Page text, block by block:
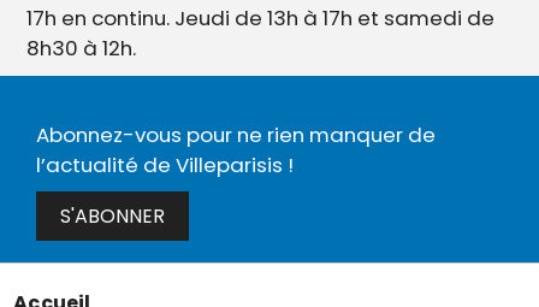
17h en continu. Jeudi de 13h à 17h et samedi de
8h30 à 12h.
Abonnez-vous pour ne rien manquer de
l’actualité de Villeparisis !
S'ABONNER